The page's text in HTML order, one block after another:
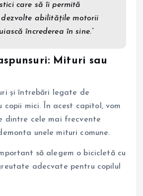
care să îi permită
dezvolte abilitățile motorii
încrederea în sine.”
Mituri sau
și întrebări legate de
copii mici. În acest capitol, vom
dintre cele mai frecvente
unele mituri comune.
să alegem o bicicletă cu
adecvate pentru copilul